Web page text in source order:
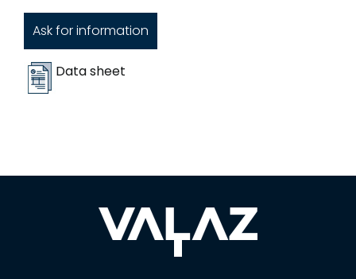
Ask for information
Data sheet